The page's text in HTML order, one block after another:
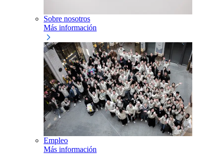
Sobre nosotros
Más información
Empleo
Más información